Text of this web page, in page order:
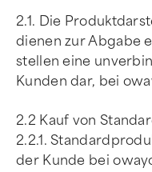
2.1. Die
dienen zur Abgabe
stellen eine
Kunden dar, bei
2.2 Kauf von
2.2.1.
der Kunde bei